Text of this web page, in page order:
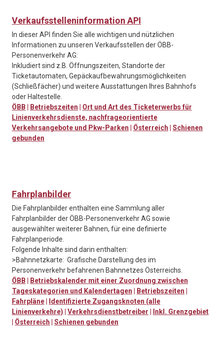
Verkaufsstelleninformation API
In dieser API finden Sie alle wichtigen und nützlichen
Informationen zu unseren Verkaufsstellen der ÖBB-
Personenverkehr AG:
Inkludiert sind z.B. Öffnungszeiten, Standorte der
Ticketautomaten, Gepäckaufbewahrungsmöglichkeiten
(Schließfächer) und weitere Ausstattungen Ihres Bahnhofs
oder Haltestelle.
ÖBB
Betriebszeiten
Ort und Art des Ticketerwerbs für
Linienverkehrsdienste, nachfrageorientierte
Verkehrsangebote und Pkw-Parken
Österreich
Schienen
gebunden
Fahrplanbilder
Die Fahrplanbilder enthalten eine Sammlung aller
Fahrplanbilder der ÖBB-Personenverkehr AG sowie
ausgewählter weiterer Bahnen, für eine definierte
Fahrplanperiode.
Folgende Inhalte sind darin enthalten:
>Bahnnetzkarte: Grafische Darstellung des im
Personenverkehr befahrenen Bahnnetzes Österreichs.
ÖBB
Betriebskalender mit einer Zuordnung zwischen
Tageskategorien und Kalendertagen
Betriebszeiten
Fahrpläne
Identifizierte Zugangsknoten (alle
Linienverkehre)
Verkehrsdienstbetreiber
Inkl. Grenzgebiet
Österreich Schienen gebunden